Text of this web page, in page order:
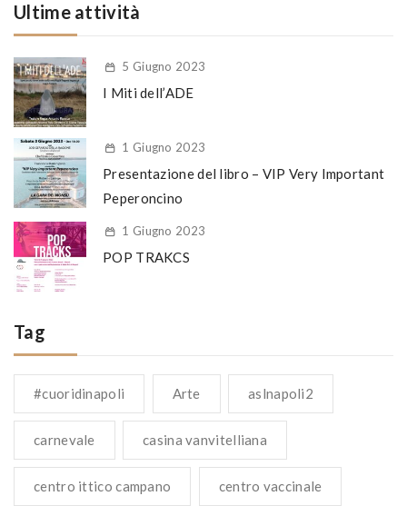
Ultime attività
5 Giugno 2023
I Miti dell’ADE
1 Giugno 2023
Presentazione del libro – VIP Very Important
Peperoncino
1 Giugno 2023
POP TRAKCS
Tag
#cuoridinapoli Arte aslnapoli2
carnevale casina vanvitelliana
centro ittico campano centro vaccinale